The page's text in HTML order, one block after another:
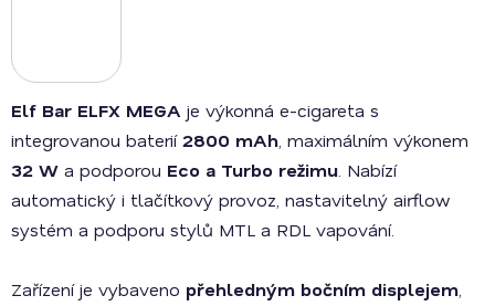
Elf Bar ELFX MEGA je výkonná e-cigareta s
integrovanou baterií 2800 mAh , maximálním výkonem
32 W a podporou Eco a Turbo režimu . Nabízí
automatický i tlačítkový provoz, nastavitelný airflow
systém a podporu stylů MTL a RDL vapování.
Zařízení je vybaveno přehledným bočním displejem